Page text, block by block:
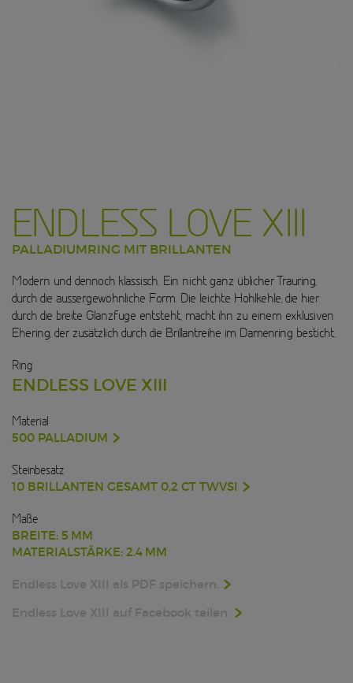
ENDLESS LOVE XIII
PALLADIUMRING MIT BRILLANTEN
Modern und dennoch klassisch. Ein nicht ganz üblicher Trauring,
durch die aussergewöhnliche Form. Die leichte Hohlkehle, die hier
durch die breite Glanzfuge entsteht, macht ihn zu einem exklusiven
Ehering, der zusätzlich durch die Brillantreihe im Damenring besticht.
Ring
ENDLESS LOVE XIII
Material
500 PALLADIUM
Steinbesatz
10 BRILLANTEN GESAMT 0,2 CT TWVSI
Maße
BREITE: 5 MM
MATERIALSTÄRKE: 2.4 MM
Endless Love XIII als PDF speichern.
Endless Love XIII auf Facebook teilen.